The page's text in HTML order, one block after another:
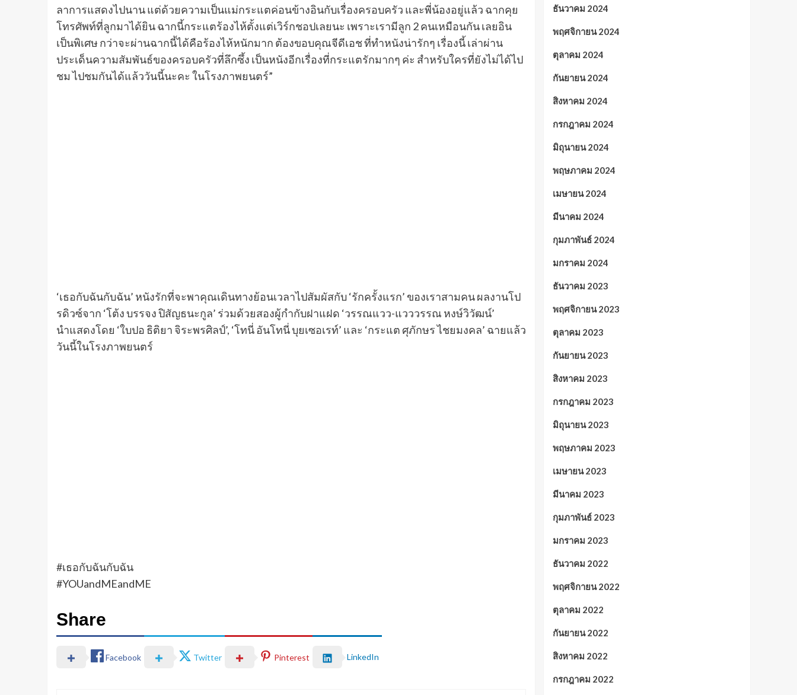
ลาการแสดงไปนาน แต่ด้วยความเป็นแม่กระแตค่อนข้างอินกับเรื่องครอบครัว และพี่น้องอยู่แล้ว ฉากคุย
โทรศัพท์ที่ลูกมาได้ยิน ฉากนี้กระแตร้องไห้ตั้งแต่เวิร์กชอปเลยนะ เพราะเรามีลูก 2 คนเหมือนกัน เลยอิน
เป็นพิเศษ กว่าจะผ่านฉากนี้ได้คือร้องไห้หนักมาก ต้องขอบคุณจีดีเอช ที่ทำหนังน่ารักๆ เรื่องนี้ เล่าผ่าน
ประเด็นความสัมพันธ์ของครอบครัวที่ลึกซึ้ง เป็นหนังอีกเรื่องที่กระแตรักมากๆ ค่ะ สำหรับใครที่ยังไม่ได้ไป
ชม ไปชมกันได้แล้ววันนี้นะคะ ในโรงภาพยนตร์”
0%
About The Author
ธันวาคม 2024
พฤศจิกายน 2024
ตุลาคม 2024
กันยายน 2024
สิงหาคม 2024
กรกฎาคม 2024
มิถุนายน 2024
พฤษภาคม 2024
เมษายน 2024
มีนาคม 2024
กุมภาพันธ์ 2024
มกราคม 2024
ธันวาคม 2023
พฤศจิกายน 2023
ตุลาคม 2023
กันยายน 2023
สิงหาคม 2023
กรกฎาคม 2023
มิถุนายน 2023
พฤษภาคม 2023
เมษายน 2023
มีนาคม 2023
กุมภาพันธ์ 2023
มกราคม 2023
ธันวาคม 2022
พฤศจิกายน 2022
ตุลาคม 2022
กันยายน 2022
สิงหาคม 2022
กรกฎาคม 2022